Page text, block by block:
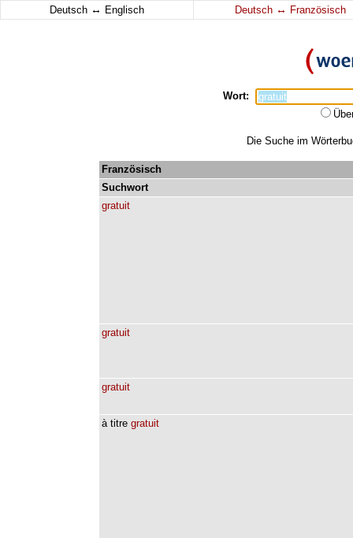
Deutsch ↔ Englisch Deutsch ↔ Französisch
Wort:
Die Suche im
Französisch
Suchwort
gratuit
gratuit
gratuit
à titre gratuit